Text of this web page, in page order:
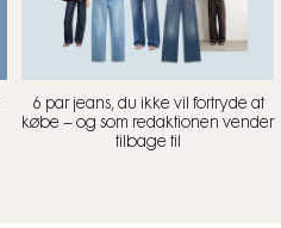
6 par jeans, du ikke vil fortryde at
købe – og som redaktionen vender
tilbage til